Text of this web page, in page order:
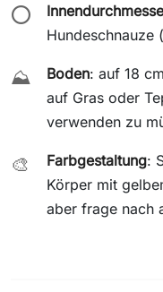
⭕
Hundeschnauze
⛰️ Boden: auf 18
auf Gras oder
verwenden zu
🎨 Farbgestaltung:
Körper mit
aber frage nach